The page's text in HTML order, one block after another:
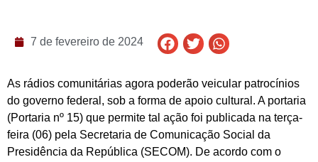
7 de fevereiro de 2024
As rádios comunitárias agora poderão veicular patrocínios
do governo federal, sob a forma de apoio cultural. A portaria
(Portaria nº 15) que permite tal ação foi publicada na terça-
feira (06) pela Secretaria de Comunicação Social da
Presidência da República (SECOM). De acordo com o